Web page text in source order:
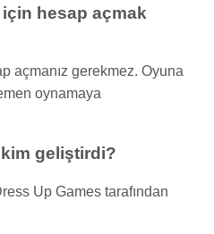
hesap açmak
açmanız gerekmez. Oyuna
oynamaya
geliştirdi?
Up Games tarafından